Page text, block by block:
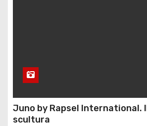
Juno by Rapsel International.
scultura